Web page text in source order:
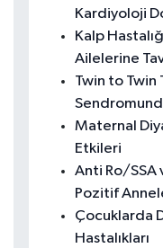
Kardiyoloji
Kalp
Ailelerine
Twin to Twin
Maternal
Etkileri
Anti Ro/SSA
Pozitif
Çocuklarda
Hastalıkları